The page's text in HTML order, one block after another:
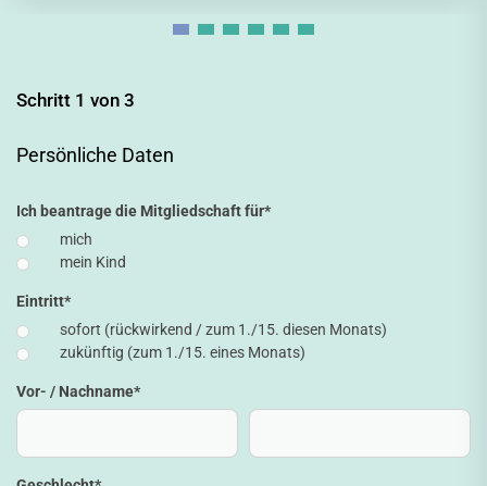
Schritt 1 von 3
Persönliche Daten
Ich beantrage die Mitgliedschaft für*
mich
mein Kind
Eintritt*
sofort (rückwirkend / zum 1./15. diesen Monats)
zukünftig (zum 1./15. eines Monats)
Vor- / Nachname*